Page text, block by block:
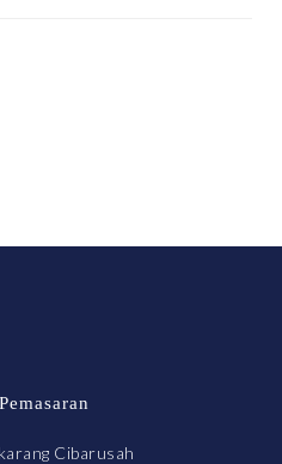
Cibarusah